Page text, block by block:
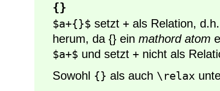
{}
$a+{}$ setzt + als Relation,
herum, da {} ein mathord atom
$a+$ und setzt + nicht als
Sowohl {} als auch \relax